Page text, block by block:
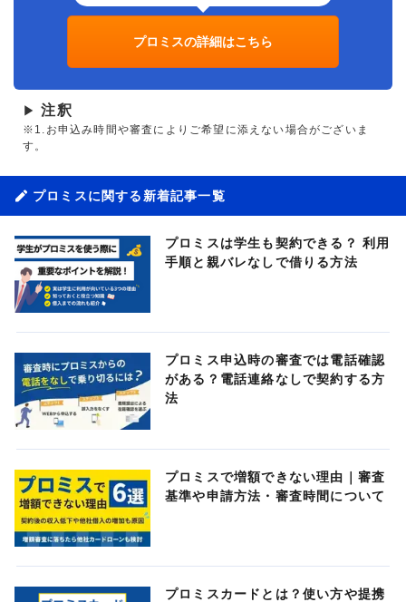
プロミスの詳細はこちら
▶ 注釈
※1.お申込み時間や審査によりご希望に添えない場合がございま
す。
プロミスに関する新着記事一覧
プロミスは学生も契約できる？ 利用
手順と親バレなしで借りる方法
プロミス申込時の審査では電話確認
がある？電話連絡なしで契約する方
法
プロミスで増額できない理由｜審査
基準や申請方法・審査時間について
プロミスカードとは？使い方や提携